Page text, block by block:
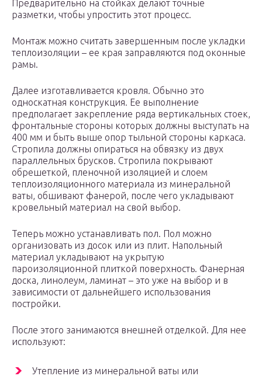
Предварительно на стойках делают точные
разметки, чтобы упростить этот процесс.
Монтаж можно считать завершенным после укладки
теплоизоляции – ее края заправляются под оконные
рамы.
Далее изготавливается кровля. Обычно это
односкатная конструкция. Ее выполнение
предполагает закрепление ряда вертикальных стоек,
фронтальные стороны которых должны выступать на
400 мм и быть выше опор тыльной стороны каркаса.
Стропила должны опираться на обвязку из двух
параллельных брусков. Стропила покрывают
обрешеткой, пленочной изоляцией и слоем
теплоизоляционного материала из минеральной
ваты, обшивают фанерой, после чего укладывают
кровельный материал на свой выбор.
Теперь можно устанавливать пол. Пол можно
организовать из досок или из плит. Напольный
материал укладывают на укрытую
пароизоляционной плиткой поверхность. Фанерная
доска, линолеум, ламинат – это уже на выбор и в
зависимости от дальнейшего использования
постройки.
После этого занимаются внешней отделкой. Для нее
используют:
Утепление из минеральной ваты или